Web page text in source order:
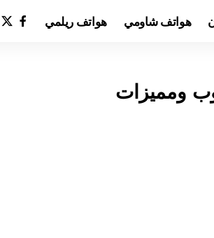
هواتف شاومي هواتف ريلمي